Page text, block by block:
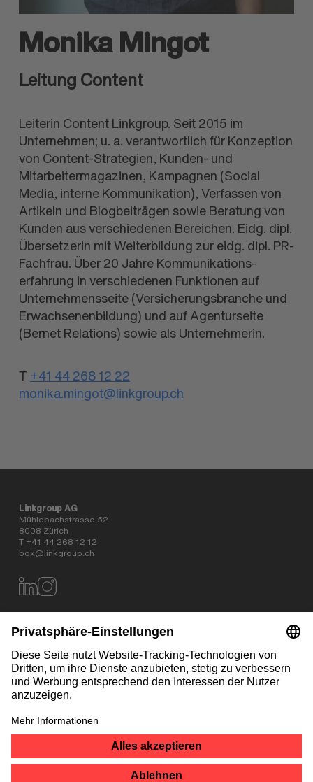
Monika Mingot
Leitung Content
Leiterin Content Linkgroup. Seit 2015 im
Unternehmen; u. a. verantwortlich für Konzeption
von Content-Strategien, Kunden- und
Mitarbeiter­magazinen, Kampagnen (Social
Media, interne Kommunikation), Verfassen von
Artikeln und Blogbeiträgen sowie Beratung von
Kunden aus verschiedenen Bereichen. Eidg. dipl.
Übersetzerin mit Weiterbildung zur eidg. dipl. PR-
Fachfrau. Über 20 Jahre Kommunikations­
erfahrung in verschiedenen Funktionen auf
Unternehmens­seite (Versicherungs­branche und
Erwachsenen­bildung) und auf Agenturseite
(Bernet Relations) sowie als Unternehmerin.
T +41 44 268 12 22
monika.mingot@linkgroup.ch
Linkgroup AG
Mühlebachstrasse 52
8008 Zürich
T +41 44 268 12 12
box@linkgroup.ch
Datenschutz
Impressum
Kontakt
NEWSLETTER